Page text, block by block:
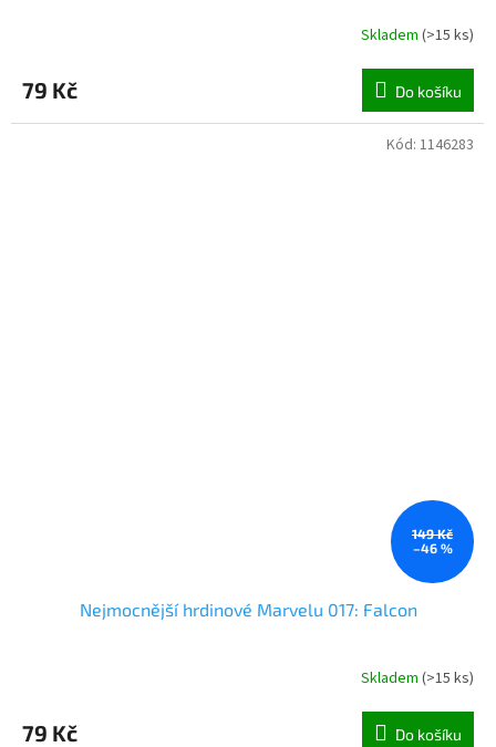
Skladem (>15 ks)
79 Kč Do košíku
149 Kč
–46 %
Nejmocnější hrdinové Marvelu 017: Falcon
Skladem (>15 ks)
79 Kč Do košíku
Kód: 1146283